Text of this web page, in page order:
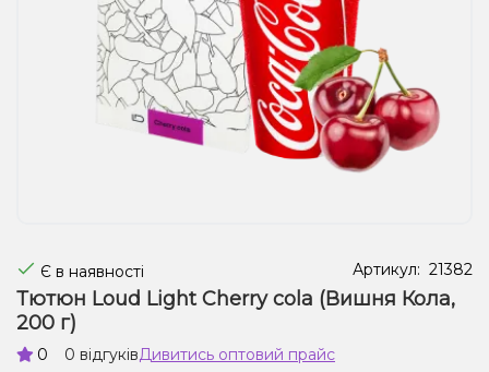
Рідини для електронних сигарет
Подарункові набори
Є в наявності Артикул: 21382
Тютюн Loud Light Cherry cola (Вишня Кола,
200 г)
0 0 відгуківДивитись оптовий прайс